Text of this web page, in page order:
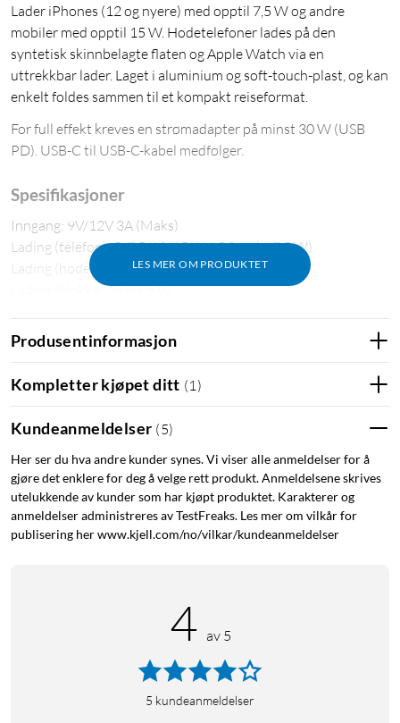
Lader iPhones (12 og nyere) med opptil 7,5 W og andre
mobiler med opptil 15 W. Hodetelefoner lades på den
syntetisk skinnbelagte flaten og Apple Watch via en
uttrekkbar lader. Laget i aluminium og soft-touch-plast, og kan
enkelt foldes sammen til et kompakt reiseformat.
LES MER OM PRODUKTET
For full effekt kreves en strømadapter på minst 30 W (USB
PD). USB-C til USB-C-kabel medfølger.
Spesifikasjoner
Inngang: 9V/12V 3A (Maks)
Lading (telefon): 5/7,5/10/15 W (iOS maks 7,5 W)
Lading (hodetelefoner): Maks 3,5 W
Lading (klokke): Maks 5 W
Vekt: 112 g
Materiale: Aluminiumlegering, PC, ABS, PU-skinn
Produsentinformasjon
Kompletter kjøpet ditt (1 )
Kundeanmeldelser (5)
Her ser du hva andre kunder synes. Vi viser alle anmeldelser for å
gjøre det enklere for deg å velge rett produkt. Anmeldelsene skrives
utelukkende av kunder som har kjøpt produktet. Karakterer og
anmeldelser administreres av TestFreaks. Les mer om vilkår for
publisering her www.kjell.com/no/vilkar/kundeanmeldelser
4 av 5
5 kundeanmeldelser